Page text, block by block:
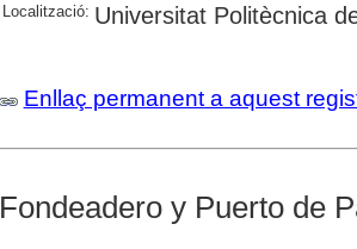
Localització: Universitat Politècnica
Enllaç permanent a aquest
Fondeadero y Puerto de